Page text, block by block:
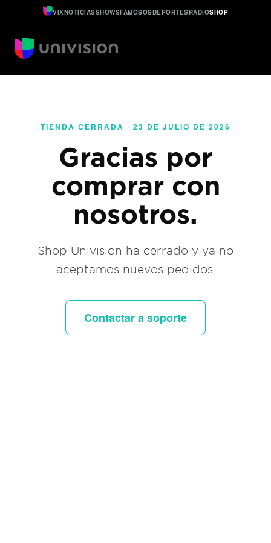
VIXNOTICIASSHOWSFAMOSOSDEPORTESRADIOSHOP
TIENDA CERRADA · 23 DE JULIO DE 2026
Gracias por
comprar con
nosotros.
Shop Univision ha cerrado y ya no
aceptamos nuevos pedidos.
Contactar a soporte